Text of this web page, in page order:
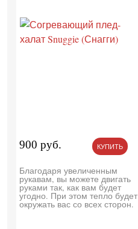
900 руб. КУПИТЬ
Благодаря увеличенным
рукавам, вы можете двигать
руками так, как вам будет
угодно. При этом тепло будет
окружать вас со всех сторон.